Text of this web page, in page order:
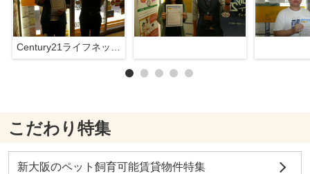
こだわり特集
新大阪のペット飼育可能賃貸物件特集